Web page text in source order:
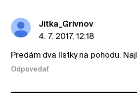
Jitka_Grivnov
4. 7. 2017, 12:18
Predám dva lístky na pohodu.
Odpovedať